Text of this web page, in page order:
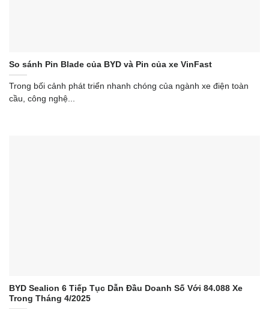
So sánh Pin Blade của BYD và Pin của xe VinFast
Trong bối cảnh phát triển nhanh chóng của ngành xe điện toàn
cầu, công nghệ...
BYD Sealion 6 Tiếp Tục Dẫn Đầu Doanh Số Với 84.088 Xe
Trong Tháng 4/2025